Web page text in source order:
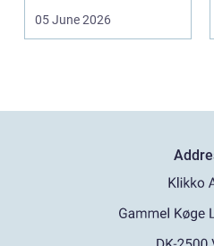
b&a...
05 June 2026